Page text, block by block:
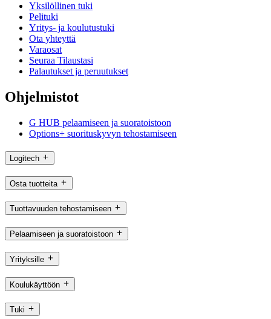
Yksilöllinen tuki
Pelituki
Yritys- ja koulutustuki
Ota yhteyttä
Varaosat
Seuraa Tilaustasi
Palautukset ja peruutukset
Ohjelmistot
G HUB pelaamiseen ja suoratoistoon
Options+ suorituskyvyn tehostamiseen
Logitech
Osta tuotteita
Tuottavuuden tehostamiseen
Pelaamiseen ja suoratoistoon
Yrityksille
Koulukäyttöön
Tuki